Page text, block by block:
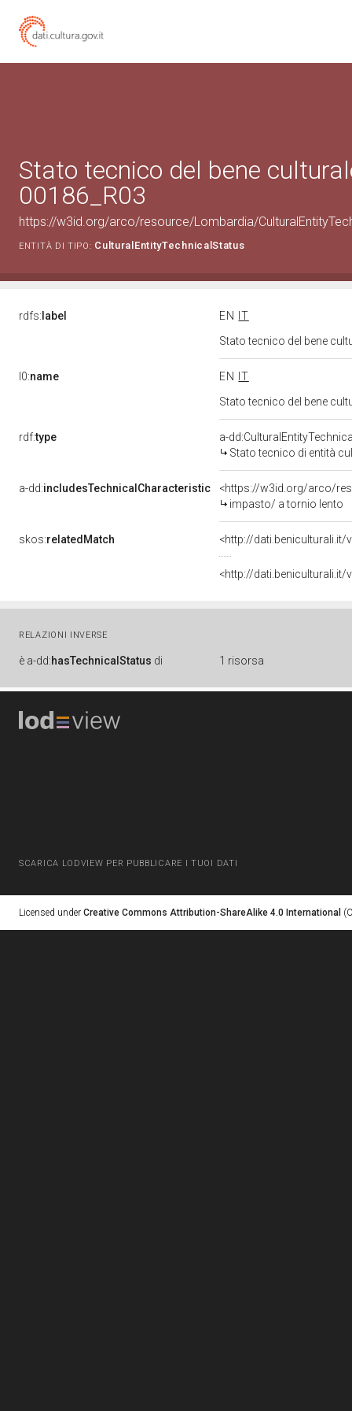
Stato tecnico del bene
00186_R03
https://w3id.org/arco/resource/Lombardia/
ENTITÀ DI TIPO: CulturalEntityTechnicalStatus
rdfs: label EN
IT
Stato tecnico del bene
l0:name EN
IT
Stato tecnico del bene
rdf:type
a-
Stato tecnico di entità
a-dd:includesTechnicalCharacteristic
<https://w3id.org/arco/
impasto/ a tornio lento
skos:relatedMatch <http://
<http://
RELAZIONI INVERSE
è a-dd:hasTechnicalStatus di 1 risorsa
SCARICA LODVIEW PER PUBBLICARE I TUOI DATI
Licensed under Creative Commons Attribution-ShareAlike 4.0 International